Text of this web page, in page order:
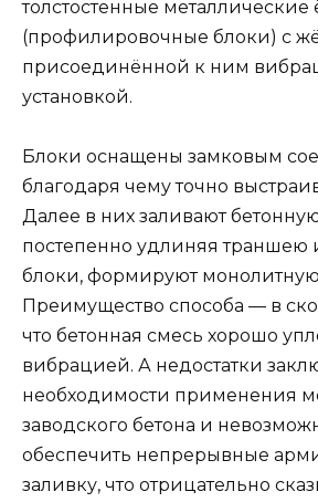
толстостенные металлические
(профилировочные блоки) с
присоединённой к ним
установкой.
Блоки оснащены замковым
благодаря чему точно
Далее в них заливают
постепенно удлиняя траншею
блоки, формируют монолитную
Преимущество способа — в
что бетонная смесь хорошо
вибрацией. А недостатки
необходимости применения
заводского бетона и
обеспечить непрерывные
заливку, что отрицательно